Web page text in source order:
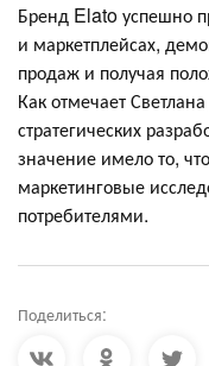
Бренд Elato успешно
и маркетплейсах,
продаж и получая
Как отмечает
стратегических
значение имело то,
маркетинговые
потребителями.
Поделиться: